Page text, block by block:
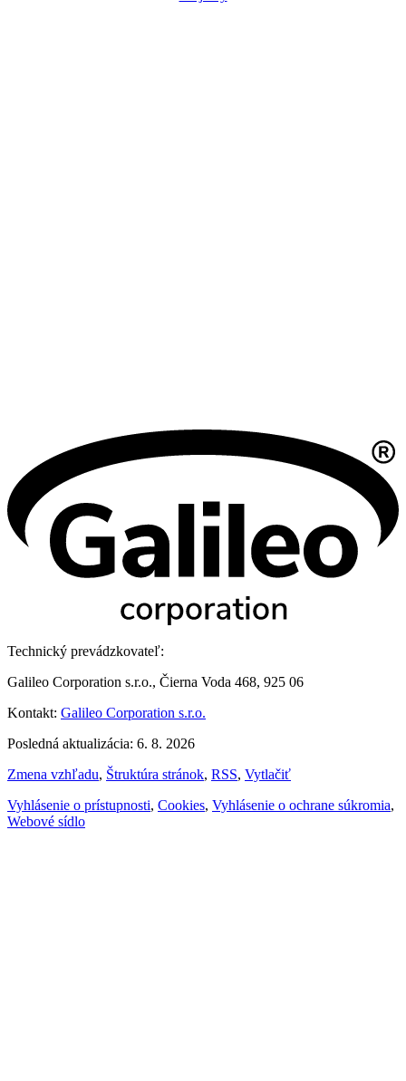
Technický prevádzkovateľ:
Galileo Corporation s.r.o., Čierna Voda 468, 925 06
Kontakt: Galileo Corporation s.r.o.
Posledná aktualizácia: 6. 8. 2026
Zmena vzhľadu, Štruktúra stránok, RSS, Vytlačiť
Vyhlásenie o prístupnosti, Cookies, Vyhlásenie o ochrane súkromia,
Webové sídlo